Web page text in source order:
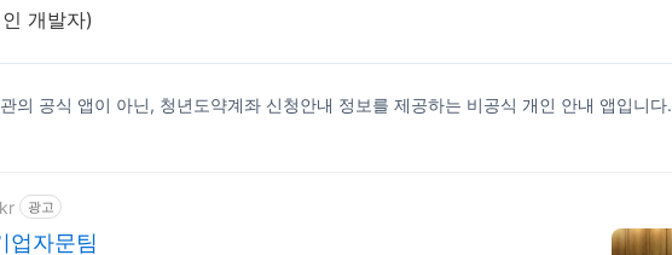
개발자)
의 공식 앱이 아닌, 청년도약계좌 신청안내 정보를 제공하는 비공식 개인 안내 앱입니다.
광고
업자문팀